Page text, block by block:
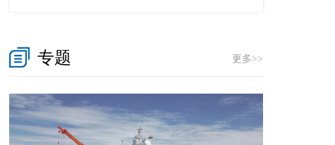
专题 更多>>